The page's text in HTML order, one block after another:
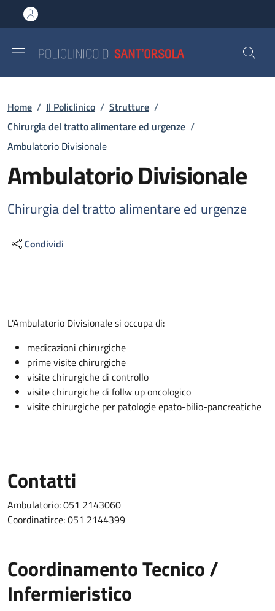
al contenuto principale
to footer content
Briciole di pane
Home / Il Policlinico / Strutture /
Chirurgia del tratto alimentare ed urgenze /
Ambulatorio Divisionale
Ambulatorio Divisionale
Chirurgia del tratto alimentare ed urgenze
Condividi
L'Ambulatorio Divisionale si occupa di:
medicazioni chirurgiche
prime visite chirurgiche
visite chirurgiche di controllo
visite chirurgiche di follw up oncologico
visite chirurgiche per patologie epato-bilio-pancreatiche
Contatti
Ambulatorio: 051 2143060
Coordinatirce: 051 2144399
Coordinamento Tecnico /
Infermieristico